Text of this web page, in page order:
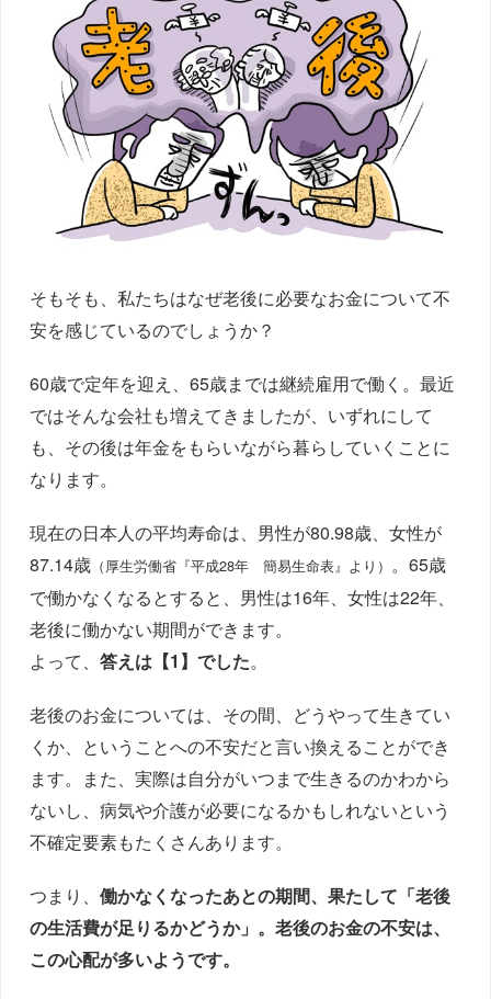
そもそも、私たちはなぜ老後に必要なお金について不
安を感じているのでしょうか？
60歳で定年を迎え、65歳までは継続雇用で働く。最近
ではそんな会社も増えてきましたが、いずれにして
も、その後は年金をもらいながら暮らしていくことに
なります。
現在の日本人の平均寿命は、男性が80.98歳、女性が
87.14歳 （厚生労働省『平成28年 簡易生命表』より） 。65歳
で働かなくなるとすると、男性は16年、女性は22年、
老後に働かない期間ができます。
よって、答えは【1】でした。
老後のお金については、その間、どうやって生きてい
くか、ということへの不安だと言い換えることができ
ます。また、実際は自分がいつまで生きるのかわから
ないし、病気や介護が必要になるかもしれないという
不確定要素もたくさんあります。
つまり、働かなくなったあとの期間、果たして「老後
の生活費が足りるかどうか」。老後のお金の不安は、
この心配が多いようです。